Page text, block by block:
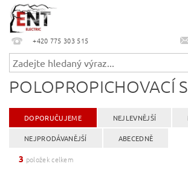
+420 775 303 515
POLOPROPICHOVACÍ
DOPORUČUJEME NEJLEVNĚJŠÍ
NEJPRODÁVANĚJŠÍ ABECEDNĚ
3 položek celkem